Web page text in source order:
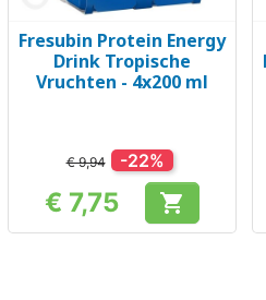
Fresubin Protein Energy
Drink Tropische
Vruchten - 4x200 ml
€ 9,94 -22%
Prijs
€ 7,75 